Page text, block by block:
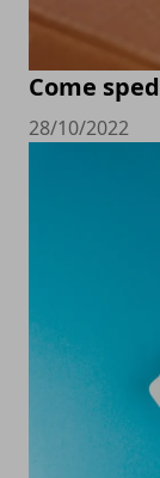
Come
28/10/2022